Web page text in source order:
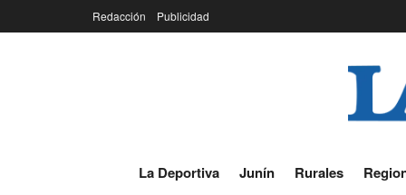
Redacción Publicidad
La Deportiva Junín Rurales